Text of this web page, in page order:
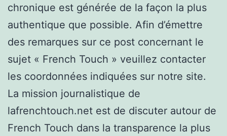
chronique est générée de la façon la plus
authentique que possible. Afin d’émettre
des remarques sur ce post concernant le
sujet « French Touch » veuillez contacter
les coordonnées indiquées sur notre site.
La mission journalistique de
lafrenchtouch.net est de discuter autour de
French Touch dans la transparence la plus